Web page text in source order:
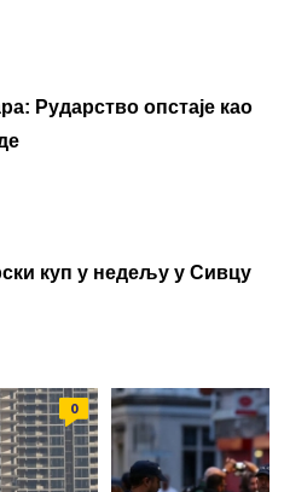
Рударство опстаје као
куп у недељу у Сивцу
0